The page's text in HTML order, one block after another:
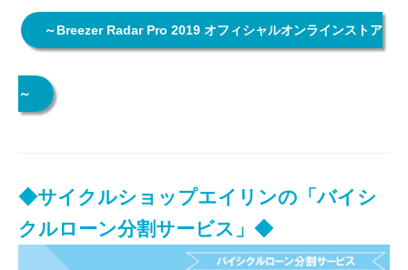
～Breezer Radar Pro 2019 オフィシャルオンラインストア
～
◆サイクルショップエイリンの「バイシ
クルローン分割サービス」◆